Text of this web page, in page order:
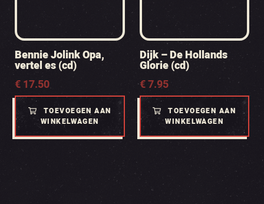
Bennie Jolink Opa,
vertel es (cd)
€17.50
TOEVOEGEN AAN
WINKELWAGEN
Dijk – De Hollands
Glorie (cd)
€7.95
TOEVOEGEN AAN
WINKELWAGEN